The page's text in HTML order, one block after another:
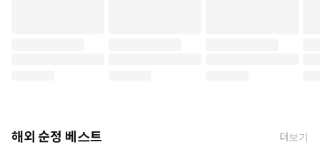
해외 순정 베스트 더보기